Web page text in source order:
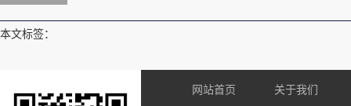
本文标签：
网站首页 关于我们